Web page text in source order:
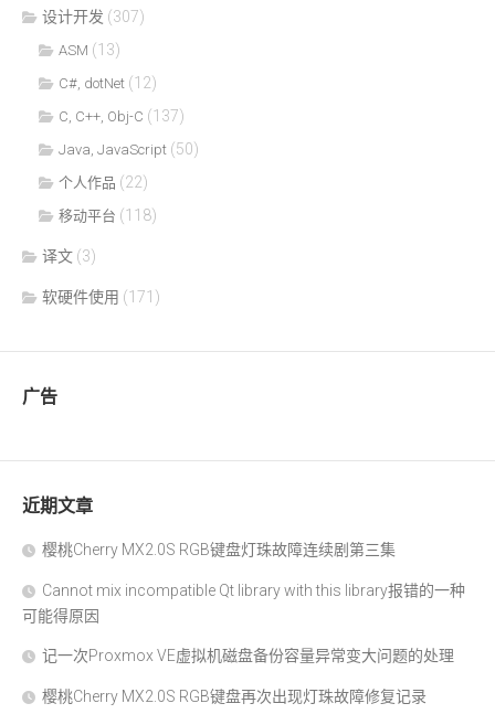
设计开发 (307)
ASM (13)
C#, dotNet (12)
C, C++, Obj-C (137)
Java, JavaScript (50)
个人作品 (22)
移动平台 (118)
译文 (3)
软硬件使用 (171)
广告
近期文章
樱桃Cherry MX2.0S RGB键盘灯珠故障连续剧第三集
Cannot mix incompatible Qt library with this library报错的一种
可能得原因
记一次Proxmox VE虚拟机磁盘备份容量异常变大问题的处理
樱桃Cherry MX2.0S RGB键盘再次出现灯珠故障修复记录